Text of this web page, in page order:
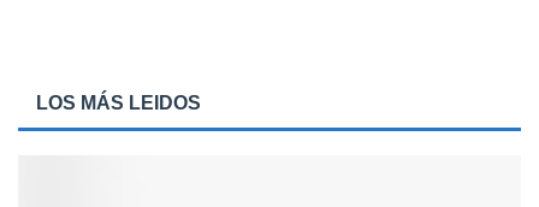
LOS MÁS LEIDOS